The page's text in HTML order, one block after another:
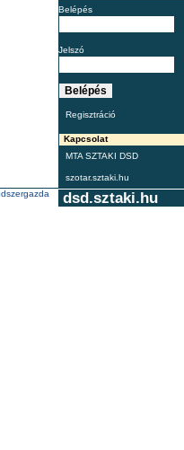
Belépés
Jelszó
Regisztráció
Kapcsolat
MTA SZTAKI DSD
szotar.sztaki.hu
dsd.sztaki.hu